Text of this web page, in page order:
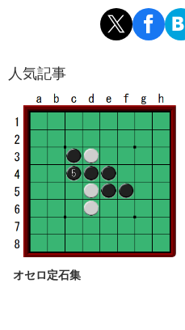
人気記事
オセロ定石集